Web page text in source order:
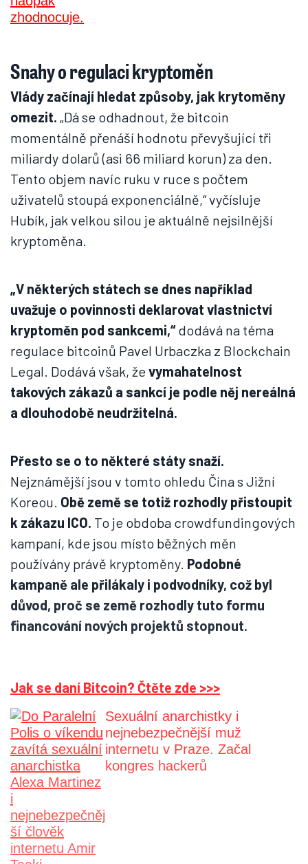
Snahy o regulaci kryptoměn
Vlády začínají hledat způsoby, jak krytoměny
omezit. „Dá se odhadnout, že bitcoin
momentálně přenáší hodnotu převyšující tři
miliardy dolarů (asi 66 miliard korun) za den.
Tento objem navíc ruku v ruce s počtem
uživatelů stoupá exponenciálně,“ vyčísluje
Hubík, jak velkou silou je aktuálně nejsilnější
kryptoměna.
„V některých státech se dnes například
uvažuje o povinnosti deklarovat vlastnictví
kryptoměn pod sankcemi,“dodává na téma
regulace bitcoinů Pavel Urbaczka z Blockchain
Legal. Dodává však, ževymahatelnost
takových zákazů a sankcí je podle něj nereálná
a dlouhodobě neudržitelná.
Přesto se o to některé státy snaží.
Nejznámější jsou v tomto ohledu Čína s Jižní
Koreou. Obě země se totiž rozhodly přistoupit
k zákazu ICO. To je obdoba crowdfundingových
kampaní, kde jsou místo běžných měn
používány právě kryptoměny. Podobné
kampaně ale přilákaly i podvodníky, což byl
důvod, proč se země rozhodly tuto formu
financování nových projektů stopnout.
Jak se daní Bitcoin? Čtěte zde >>>
Sexuální anarchistky i
nejnebezpečnější muž
internetu v Praze. Začal
kongres hackerů